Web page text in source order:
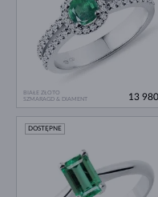
BIAŁE ZŁOTO
SZMARAGD & DIAMENT
13 980
DOSTĘPNE